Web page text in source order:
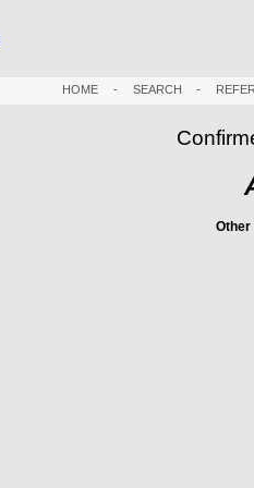
HOME- SEARCH -
Other